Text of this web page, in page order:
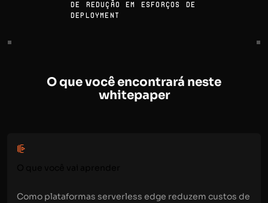
DE REDUÇÃO EM ESFORÇOS DE
DEPLOYMENT
O que você encontrará neste
whitepaper
Como plataformas serverless edge reduzem custos de